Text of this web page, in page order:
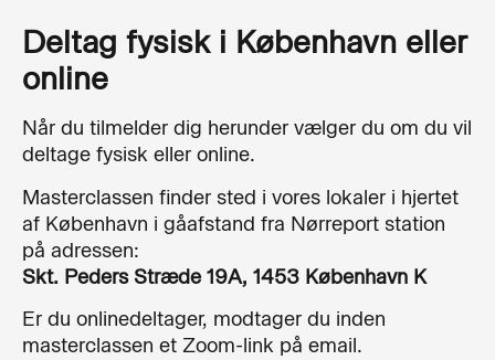
Deltag fysisk i København eller
online
Når du tilmelder dig herunder vælger du om du vil
deltage fysisk eller online.
Masterclassen finder sted i vores lokaler i hjertet
af København i gåafstand fra Nørreport station
på adressen:
Skt. Peders Stræde 19A, 1453 København K
Er du onlinedeltager, modtager du inden
masterclassen et Zoom-link på email.